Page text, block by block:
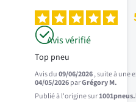
Avis vérifié
Top pneu
Avis du09/06/2026, suite à une
04/05/2026parGrégory M.
Publié à l'origine sur